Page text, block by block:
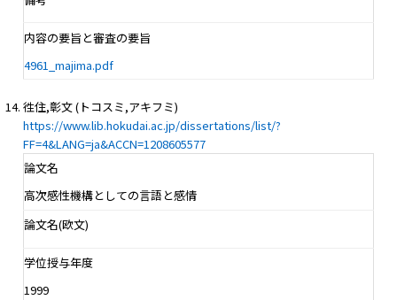
内容の要旨と審査の要旨
4961_majima.pdf
徃住,彰文 (トコスミ,アキフミ)
https://www.lib.hokudai.ac.jp/dissertations/list/?
FF=4&LANG=ja&ACCN=1208605577
論文名
高次感性機構としての言語と感情
論文名(欧文)
学位授与年度
1999